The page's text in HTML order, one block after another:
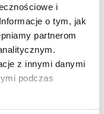
i
o tym, jak
partnerom
z innymi danymi
podczas
Sanecan i